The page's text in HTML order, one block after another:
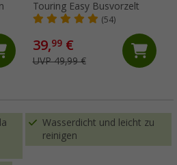
Touring Easy Busvorzelt
(54)
39,99€
UVP 49,99 €
Wasserdicht und leicht zu
reinigen